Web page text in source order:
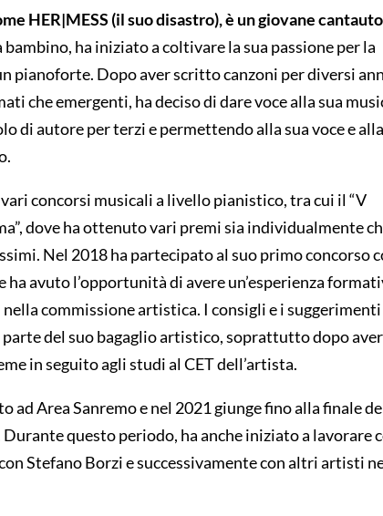
HER|MESS (il suo disastro), è un giovane
bambino, ha iniziato a coltivare la sua passione per la
pianoforte. Dopo aver scritto canzoni per diversi
che emergenti, ha deciso di dare voce alla sua
di autore per terzi e permettendo alla sua voce e
concorsi musicali a livello pianistico, tra cui il “V
dove ha ottenuto vari premi sia individualmente
Nel 2018 ha partecipato al suo primo concorso
avuto l’opportunità di avere un’esperienza
commissione artistica. I consigli e i
del suo bagaglio artistico, soprattutto dopo aver
in seguito agli studi al CET dell’artista.
ad Area Sanremo e nel 2021 giunge fino alla finale
questo periodo, ha anche iniziato a lavorare
Stefano Borzi e successivamente con altri artisti